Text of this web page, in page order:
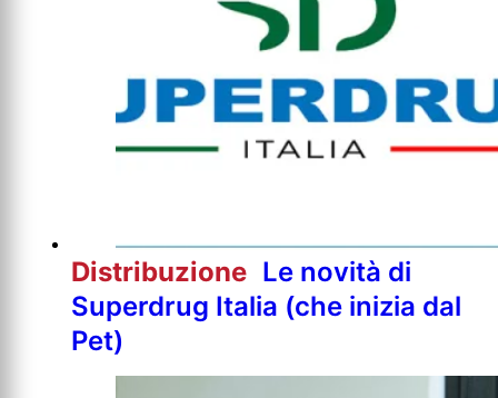
Distribuzione Le novità di
Superdrug Italia (che inizia dal
Pet)